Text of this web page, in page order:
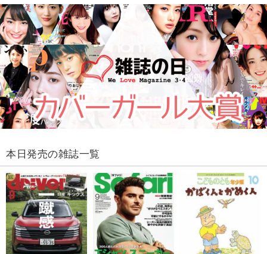
本日発売の雑誌一覧